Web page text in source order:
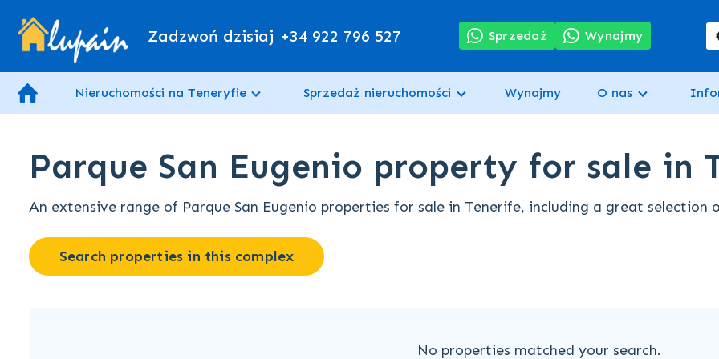
Zadzwoń dzisiaj +34 922 796 527 Sprzedaż Wynajmy
Nieruchomości na Teneryfie Sprzedaż nieruchomości Wynajmy O nas
Parque San Eugenio property for sale in
An extensive range of Parque San Eugenio properties for sale in Tenerife, including a great selection
Search properties in this complex
No properties matched your search.